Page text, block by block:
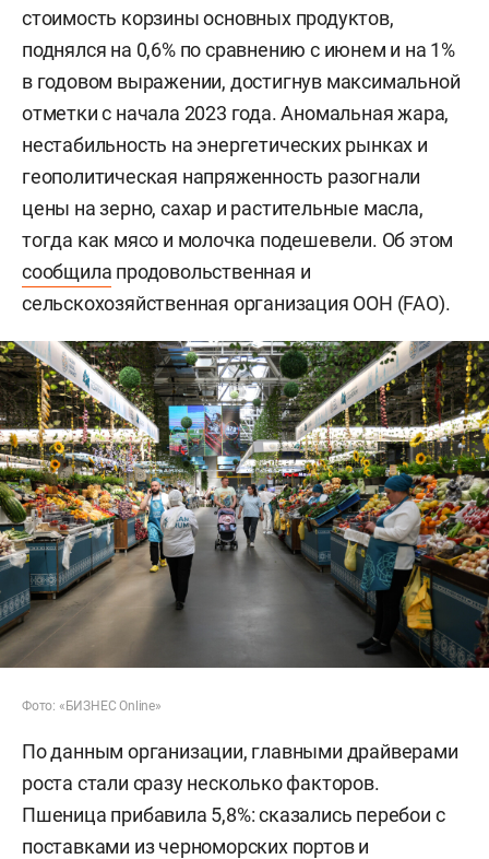
стоимость корзины основных продуктов,
поднялся на 0,6% по сравнению с июнем и на 1%
в годовом выражении, достигнув максимальной
отметки с начала 2023 года. Аномальная жара,
нестабильность на энергетических рынках и
геополитическая напряженность разогнали
цены на зерно, сахар и растительные масла,
тогда как мясо и молочка подешевели. Об этом
сообщила продовольственная и
сельскохозяйственная организация ООН (FAO).
Фото: «БИЗНЕС Online»
По данным организации, главными драйверами
роста стали сразу несколько факторов.
Пшеница прибавила 5,8%: сказались перебои с
поставками из черноморских портов и